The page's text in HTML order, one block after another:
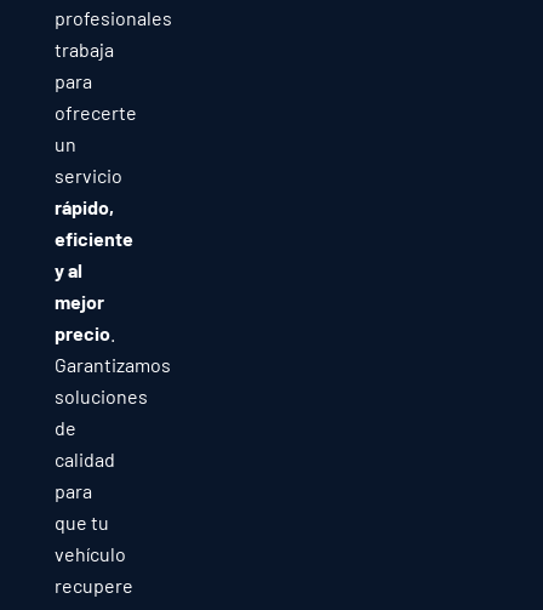
profesionales
trabaja
para
ofrecerte
un
servicio
rápido,
eficiente
y al
mejor
precio.
Garantizamos
soluciones
de
calidad
para
que tu
vehículo
recupere